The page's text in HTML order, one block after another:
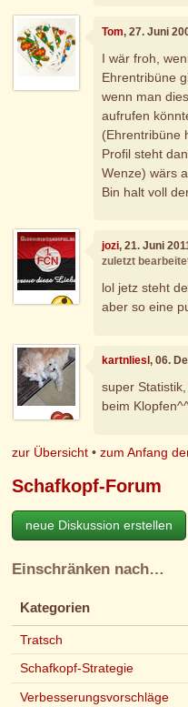
Tom, 27. Juni
I wär froh,
Ehrentribüne
wenn man
aufrufen
(Ehrentribüne
Profil steht
Wenze) wärs
Bin halt voll
jozi, 21. Juni
zuletzt
lol jetz steht
aber so eine
kartnliesl, 06.
super
beim
zur Übersicht •zum Anfang
Schafkopf-Forum
neue Diskussion erstellen
Einschränken nach…
Kategorien
Tratsch
Schafkopf-Strategie
Verbesserungsvorschläge